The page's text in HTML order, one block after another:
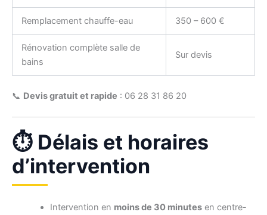
Remplacement chauffe-eau 350 – 600 €
Rénovation complète salle de
bains
Sur devis
📞 Devis gratuit et rapide : 06 28 31 86 20
⏱️ Délais et horaires
d’intervention
Intervention en moins de 30 minutesen centre-